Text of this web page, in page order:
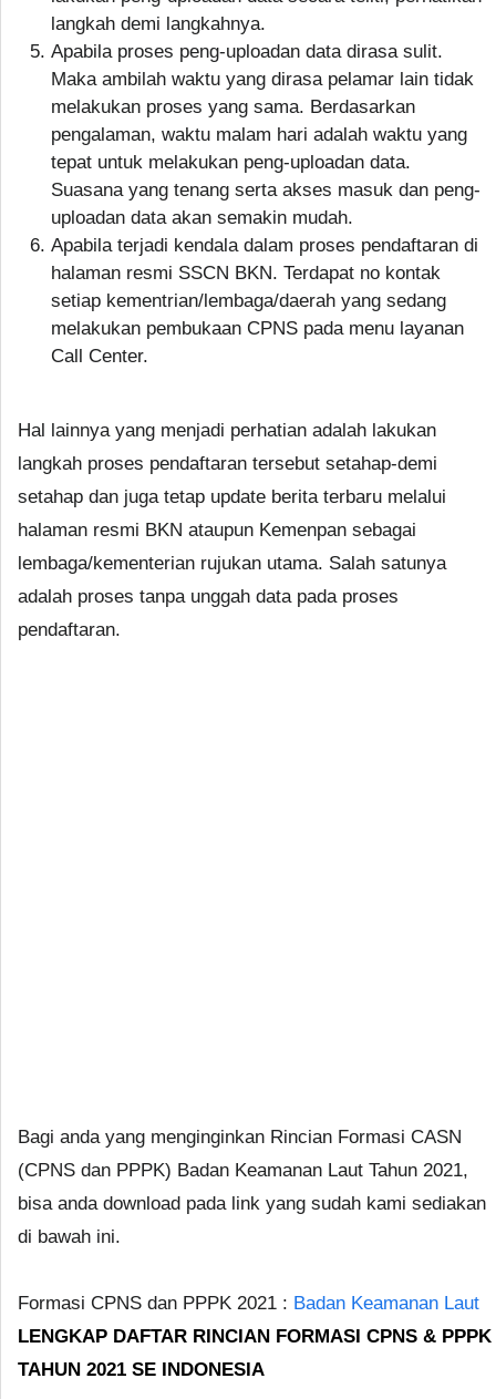
langkah demi langkahnya.
Apabila proses peng-uploadan data dirasa sulit.
Maka ambilah waktu yang dirasa pelamar lain tidak
melakukan proses yang sama. Berdasarkan
pengalaman, waktu malam hari adalah waktu yang
tepat untuk melakukan peng-uploadan data.
Suasana yang tenang serta akses masuk dan peng-
uploadan data akan semakin mudah.
Apabila terjadi kendala dalam proses pendaftaran di
halaman resmi SSCN BKN. Terdapat no kontak
setiap kementrian/lembaga/daerah yang sedang
melakukan pembukaan CPNS pada menu layanan
Call Center.
Hal lainnya yang menjadi perhatian adalah lakukan
langkah proses pendaftaran tersebut setahap-demi
setahap dan juga tetap update berita terbaru melalui
halaman resmi BKN ataupun Kemenpan sebagai
lembaga/kementerian rujukan utama. Salah satunya
adalah proses tanpa unggah data pada proses
pendaftaran.
Bagi anda yang menginginkan Rincian Formasi CASN
(CPNS dan PPPK) Badan Keamanan Laut Tahun 2021,
bisa anda download pada link yang sudah kami sediakan
di bawah ini.
Formasi CPNS dan PPPK 2021 : Badan Keamanan Laut
LENGKAP DAFTAR RINCIAN FORMASI CPNS & PPPK
TAHUN 2021 SE INDONESIA